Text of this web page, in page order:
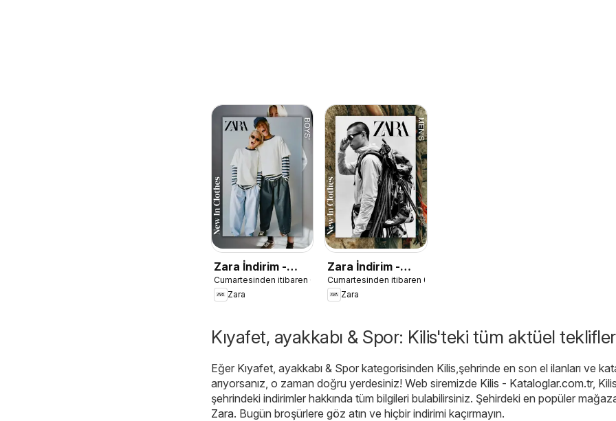
Zara İndirim -
Erkek Çocuk
Cumartesinden itibaren 01.08.2026
Zara
Zara İndirim -
Erkek
Cumartesinden itibaren 01.08.2026
Zara
Kıyafet, ayakkabı & Spor: Kilis'teki tüm aktüel teklifler
Eğer Kıyafet, ayakkabı & Spor kategorisinden Kilis,şehrinde en son el ilanları ve
arıyorsanız, o zaman doğru yerdesiniz! Web siremizde Kilis - Kataloglar.com.tr, Kilis
şehrindeki indirimler hakkında tüm bilgileri bulabilirsiniz. Şehirdeki en popüler
Zara. Bugün broşürlere göz atın ve hiçbir indirimi kaçırmayın.